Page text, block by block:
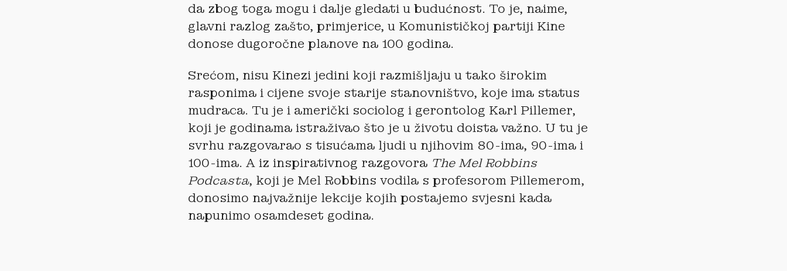
da zbog toga mogu i dalje gledati u budućnost. To je, naime,
glavni razlog zašto, primjerice, u Komunističkoj partiji Kine
donose dugoročne planove na 100 godina.
Srećom, nisu Kinezi jedini koji razmišljaju u tako širokim
rasponima i cijene svoje starije stanovništvo, koje ima status
mudraca. Tu je i američki sociolog i gerontolog Karl Pillemer,
koji je godinama istraživao što je u životu doista važno. U tu je
svrhu razgovarao s tisućama ljudi u njihovim 80-ima, 90-ima i
100-ima. A iz inspirativnog razgovora The Mel Robbins
Podcasta, koji je Mel Robbins vodila s profesorom Pillemerom,
donosimo najvažnije lekcije kojih postajemo svjesni kada
napunimo osamdeset godina.